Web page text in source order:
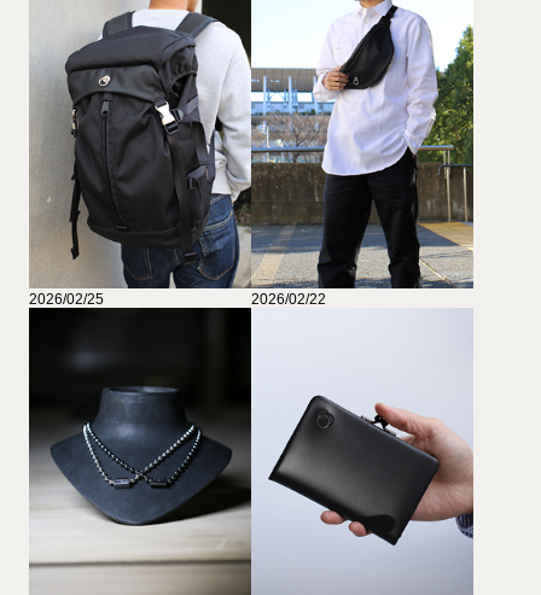
2026/02/25 2026/02/22